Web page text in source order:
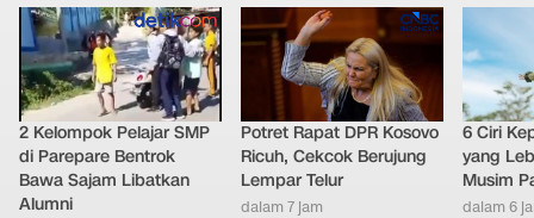
2 Kelompok Pelajar SMP
di Parepare Bentrok
Bawa Sajam Libatkan
Alumni
Potret Rapat DPR Kosovo
Ricuh, Cekcok Berujung
Lempar Telur
dalam 7 jam
6 Ciri
yang
Musim
dalam 6